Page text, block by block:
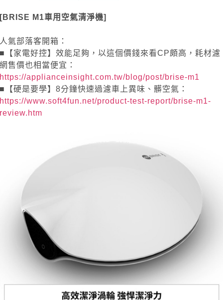
[BRISE M1車用空氣清淨機]
人氣部落客開箱：
■【家電好控】效能足夠，以這個價錢來看CP頗高，耗材濾
網售價也相當便宜：
https://applianceinsight.com.tw/blog/post/brise-m1
■【硬是要學】8分鐘快速過濾車上異味、髒空氣：
https://www.soft4fun.net/product-test-report/brise-m1-
review.htm